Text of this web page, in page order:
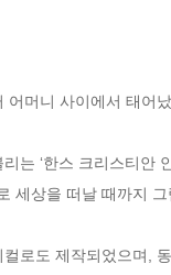
머니 사이에서 태어
는 ‘한스 크리스티안
세상을 떠날 때까지
로도 제작되었으며,